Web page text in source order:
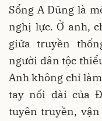
Sổng A Dũng là
nghị lực. Ở anh,
giữa truyền
người dân tộc
Anh không chỉ
tay nối dài của
tuyên truyền,